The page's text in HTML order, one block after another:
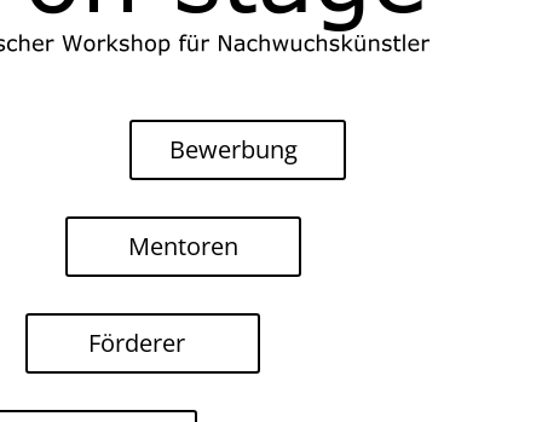
Bewerbung
Mentoren
Förderer